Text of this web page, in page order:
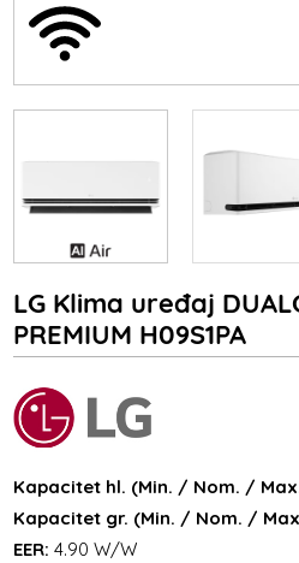
LG Klima uređaj
PREMIUM H09S1PA
Kapacitet hl. (Min. / Nom. /
Kapacitet gr. (Min. / Nom. /
EER: 4.90 W/W